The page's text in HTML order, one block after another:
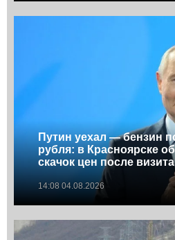
Путин уехал — бензин
рубля: в Красноярске
скачок цен после
14:08 04.08.2026